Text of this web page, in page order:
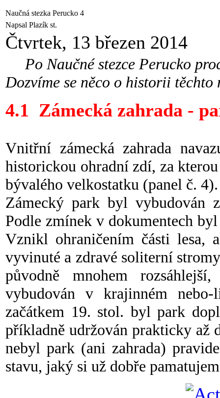
Naučná stezka Perucko 4
Napsal Plazík st.
Čtvrtek, 13 březen 2014
Po Naučné stezce Perucko
Dozvíme se něco o historii těchto
4.1 Zámecká zahrada -
Vnitřní zámecká zahrada
historickou ohradní zdí, za
bývalého velkostatku (panel č. 4).
Zámecký park byl vybudován
Podle zmínek v dokumentech
Vznikl ohraničením části lesa,
vyvinuté a zdravé soliterní
původně mnohem
vybudován v krajinném
začátkem 19. stol. byl park
příkladně udržován prakticky až
nebyl park (ani zahrada)
stavu, jaký si už dobře